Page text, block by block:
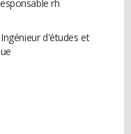
rh
d'études et